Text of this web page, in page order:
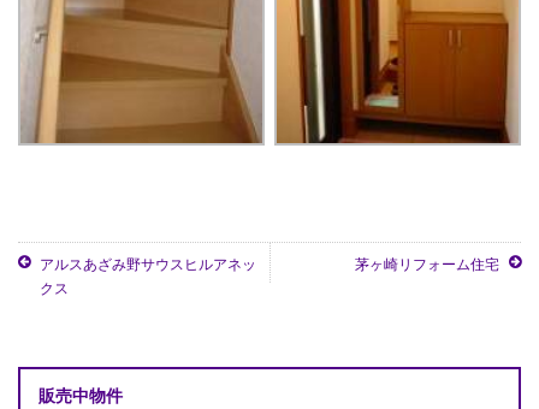
アルスあざみ野サウスヒルアネッ
クス
茅ヶ崎リフォーム住宅
販売中物件